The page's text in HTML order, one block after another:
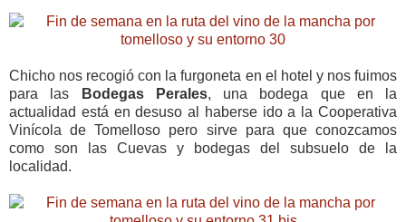
Chicho nos recogió con la furgoneta en el hotel y nos fuimos
para las
Bodegas Perales, una bodega que en la
actualidad está en desuso al haberse ido a la Cooperativa
Vinícola de Tomelloso pero sirve para que conozcamos
como son las Cuevas y bodegas del subsuelo de la
localidad.